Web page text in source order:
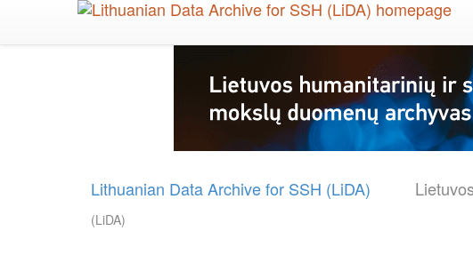
Lithuanian Data Archive for SSH (LiDA)
(LiDA)